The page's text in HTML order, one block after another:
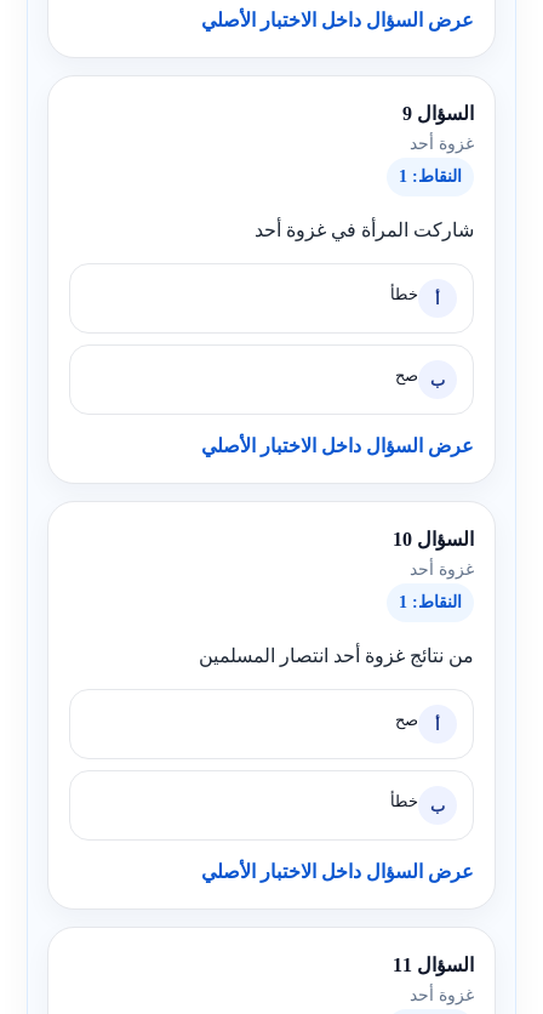
عرض السؤال داخل الاختبار الأصلي
السؤال 9
غزوة أحد
النقاط: 1
شاركت المرأة في غزوة أحد
أ خطأ
ب صح
عرض السؤال داخل الاختبار الأصلي
السؤال 10
غزوة أحد
النقاط: 1
من نتائج غزوة أحد انتصار المسلمين
أ صح
ب خطأ
عرض السؤال داخل الاختبار الأصلي
السؤال 11
غزوة أحد